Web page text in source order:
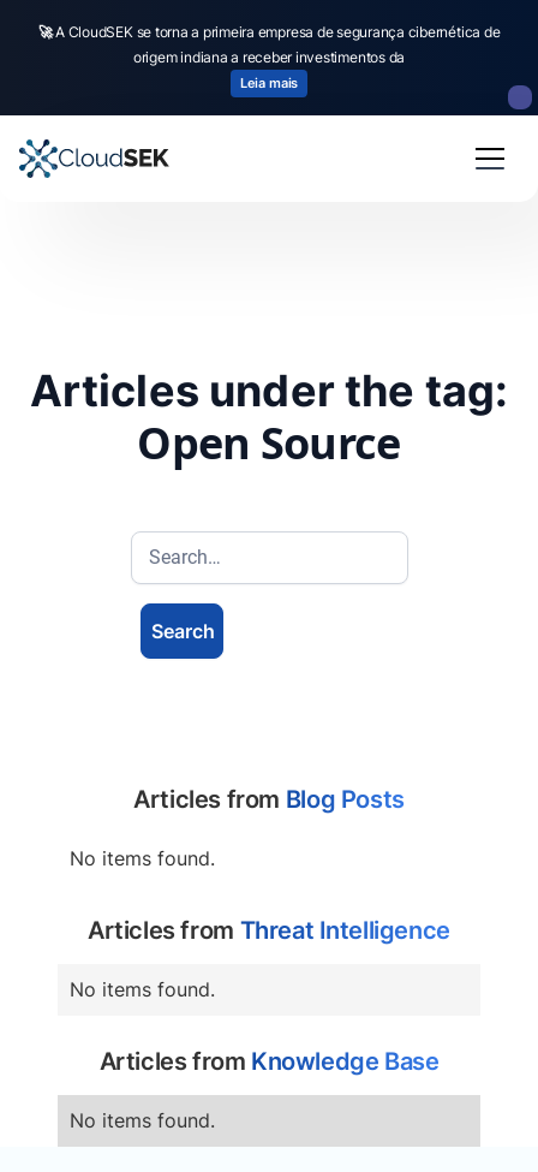
🚀A CloudSEK se torna a primeira empresa de segurança cibernética de
origem indiana a receber investimentos da
Leia mais
Articles under the tag:
Open Source
Articles from Blog Posts
No items found.
Articles from Threat Intelligence
No items found.
Articles from Knowledge Base
No items found.